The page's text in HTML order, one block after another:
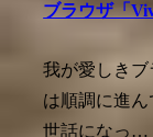
ブラウザ「
我が愛しきブ
は順調に進
世話になっ…